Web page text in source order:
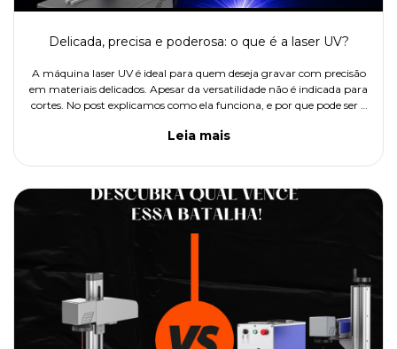
Delicada, precisa e poderosa: o que é a laser UV?
A máquina laser UV é ideal para quem deseja gravar com precisão
em materiais delicados. Apesar da versatilidade não é indicada para
cortes. No post explicamos como ela funciona, e por que pode ser a
produtos.
Leia mais